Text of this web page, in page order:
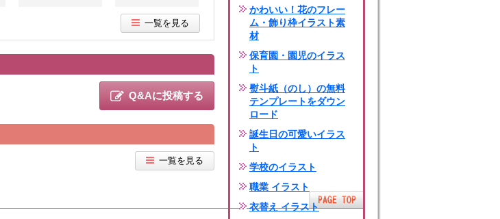
一覧を見る
Q&Aに投稿する
一覧を見る
かわいい！花のフレー
ム・飾り枠イラスト素
材
保育園・園児のイラス
ト
熨斗紙（のし）の無料
テンプレートをダウン
ロード
誕生日の可愛いイラス
ト
学校のイラスト
職業 イラスト
衣替え イラスト